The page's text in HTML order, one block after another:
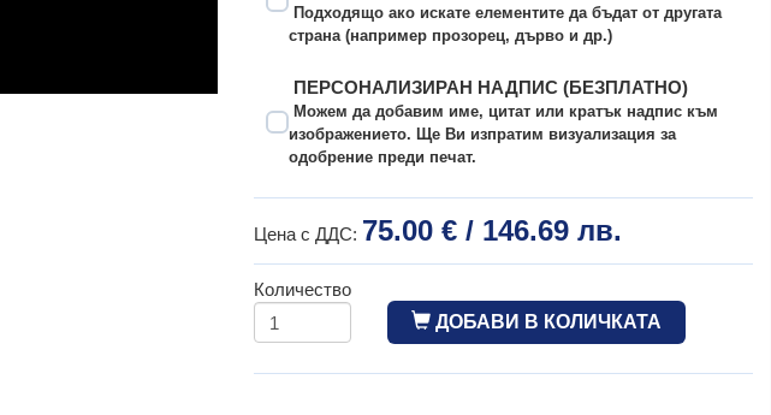
Подходящо ако искате елементите да бъдат от другата
страна (например прозорец, дърво и др.)
ПЕРСОНАЛИЗИРАН НАДПИС (БЕЗПЛАТНО)
Можем да добавим име, цитат или кратък надпис към
изображението. Ще Ви изпратим визуализация за
одобрение преди печат.
Цена с ДДС: 75.00 € / 146.69 лв.
Количество
ДОБАВИ В КОЛИЧКАТА